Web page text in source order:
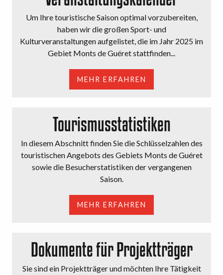
Um Ihre touristische Saison optimal vorzubereiten,
haben wir die großen Sport- und
Kulturveranstaltungen aufgelistet, die im Jahr 2025 im
Gebiet Monts de Guéret stattfinden...
MEHR ERFAHREN
Tourismusstatistiken
In diesem Abschnitt finden Sie die Schlüsselzahlen des
touristischen Angebots des Gebiets Monts de Guéret
sowie die Besucherstatistiken der vergangenen
Saison.
MEHR ERFAHREN
Dokumente für Projektträger
Sie sind ein Projektträger und möchten Ihre Tätigkeit